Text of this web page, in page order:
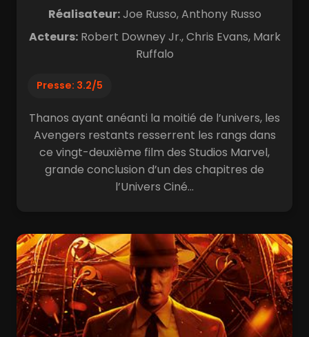
Réalisateur:Joe Russo, Anthony Russo
Acteurs:Robert Downey Jr., Chris Evans, Mark
Ruffalo
Presse: 3.2/5
Thanos ayant anéanti la moitié de l’univers, les
Avengers restants resserrent les rangs dans
ce vingt-deuxième film des Studios Marvel,
grande conclusion d’un des chapitres de
l’Univers Ciné...